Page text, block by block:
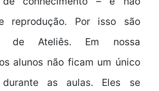
reprodução. Por isso são
de Ateliês. Em nossa
alunos não ficam um único
durante as aulas. Eles se